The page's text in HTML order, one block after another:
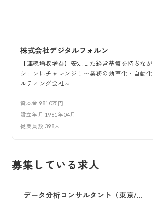
株式会社デジタルフォルン
【連続増収増益】安定した経営基盤を持ちな
ションにチャレンジ！〜業務の効率化・自動
ルティング会社～
資本金 9810万円
設立年月 1961年04月
従業員数 398人
募集している求人
データ分析コンサルタント（東京/大